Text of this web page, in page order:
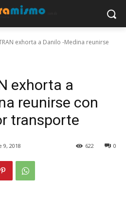
exhorta a Danilo -Medina reunirse
exhorta a
reunirse con
transporte
9, 2018 0
622